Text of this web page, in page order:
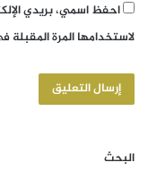
احفظ اسمي، بريدي
لاستخدامها المرة
البحث